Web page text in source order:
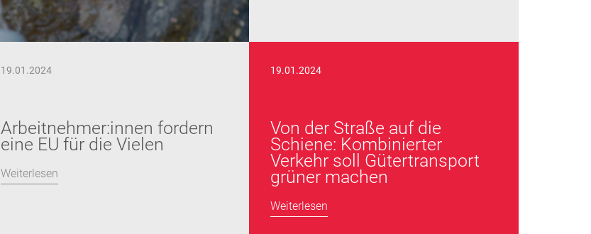
19.01.2024
Arbeitnehmer:innen fordern
eine EU für die Vielen
Weiterlesen
19.01.2024
Von der Straße auf die
Schiene: Kombinierter
Verkehr soll Gütertransport
grüner machen
Weiterlesen